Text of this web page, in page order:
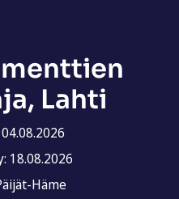
Lahti
18.08.2026
Häme